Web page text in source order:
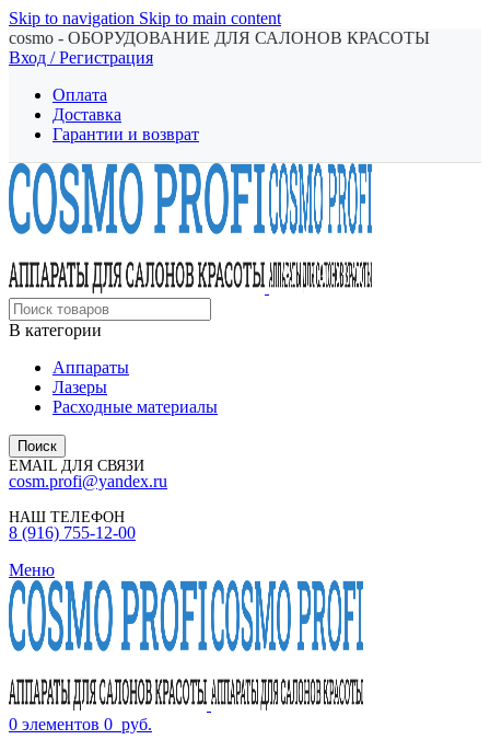
Skip to navigation Skip to main content
cosmo - ОБОРУДОВАНИЕ ДЛЯ САЛОНОВ КРАСОТЫ
Вход / Регистрация
Оплата
Доставка
Гарантии и возврат
В категории
Аппараты
Лазеры
Расходные материалы
Поиск
EMAIL ДЛЯ СВЯЗИ
cosm.profi@yandex.ru
НАШ ТЕЛЕФОН
8 (916) 755-12-00
Меню
0 элементов 0 руб.